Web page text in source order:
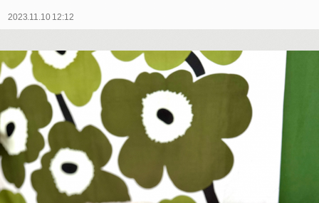
2023.11.10 12:12